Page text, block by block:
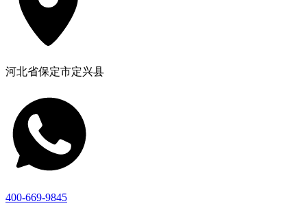
河北省保定市定兴县
400-669-9845